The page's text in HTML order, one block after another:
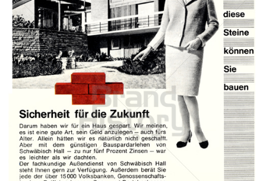
BAUSPARKASSE SCHWÄBISCH HALL
Bausparkasse Schwäbisch Hall AG
1967